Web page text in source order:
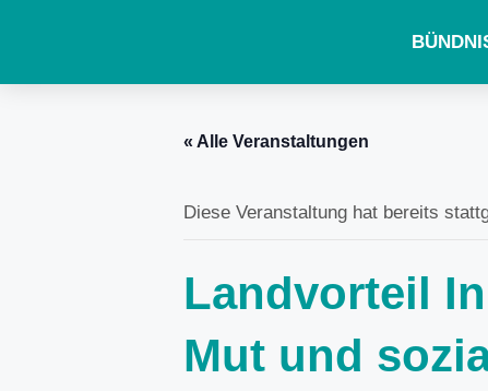
« Alle Veranstaltungen
Diese Veranstaltung hat bereits
Landvorteil
Mut und